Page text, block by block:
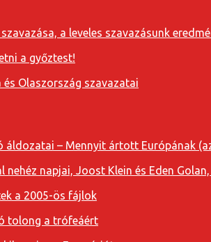
a leveles szavazásunk
a győztest!
és Olaszország szavazatai
áldozatai – Mennyit ártott Európának
napjai, Joost Klein és Eden
a 2005-ös fájlok
tolong a trófeáért